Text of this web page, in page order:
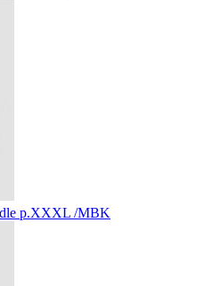
р.XXXL /MBK